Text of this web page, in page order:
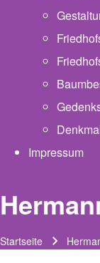
Impressum
Startseite